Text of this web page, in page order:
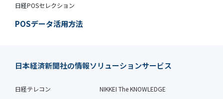
日経POSセレクション
POSデータ活用方法
日本経済新聞社の情報ソリューションサービス
日経テレコン
NIKKEI The KNOWLEDGE